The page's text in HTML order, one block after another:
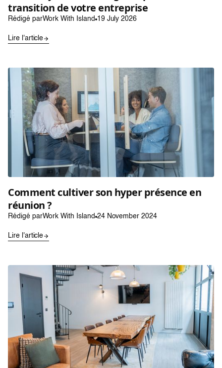
transition de votre entreprise
Rédigé parWork With Island 19 July 2026
Lire l'article
Comment cultiver son hyper présence en
réunion ?
Rédigé parWork With Island 24 November 2024
Lire l'article